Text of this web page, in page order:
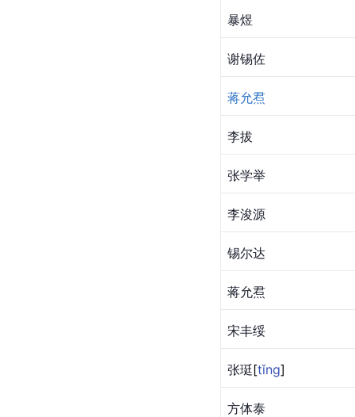
暴煜
谢锡佐
蒋允焄
李拔
张学举
李浚源
锡尔达
蒋允焄
宋丰绥
张珽[tǐng]
方体泰